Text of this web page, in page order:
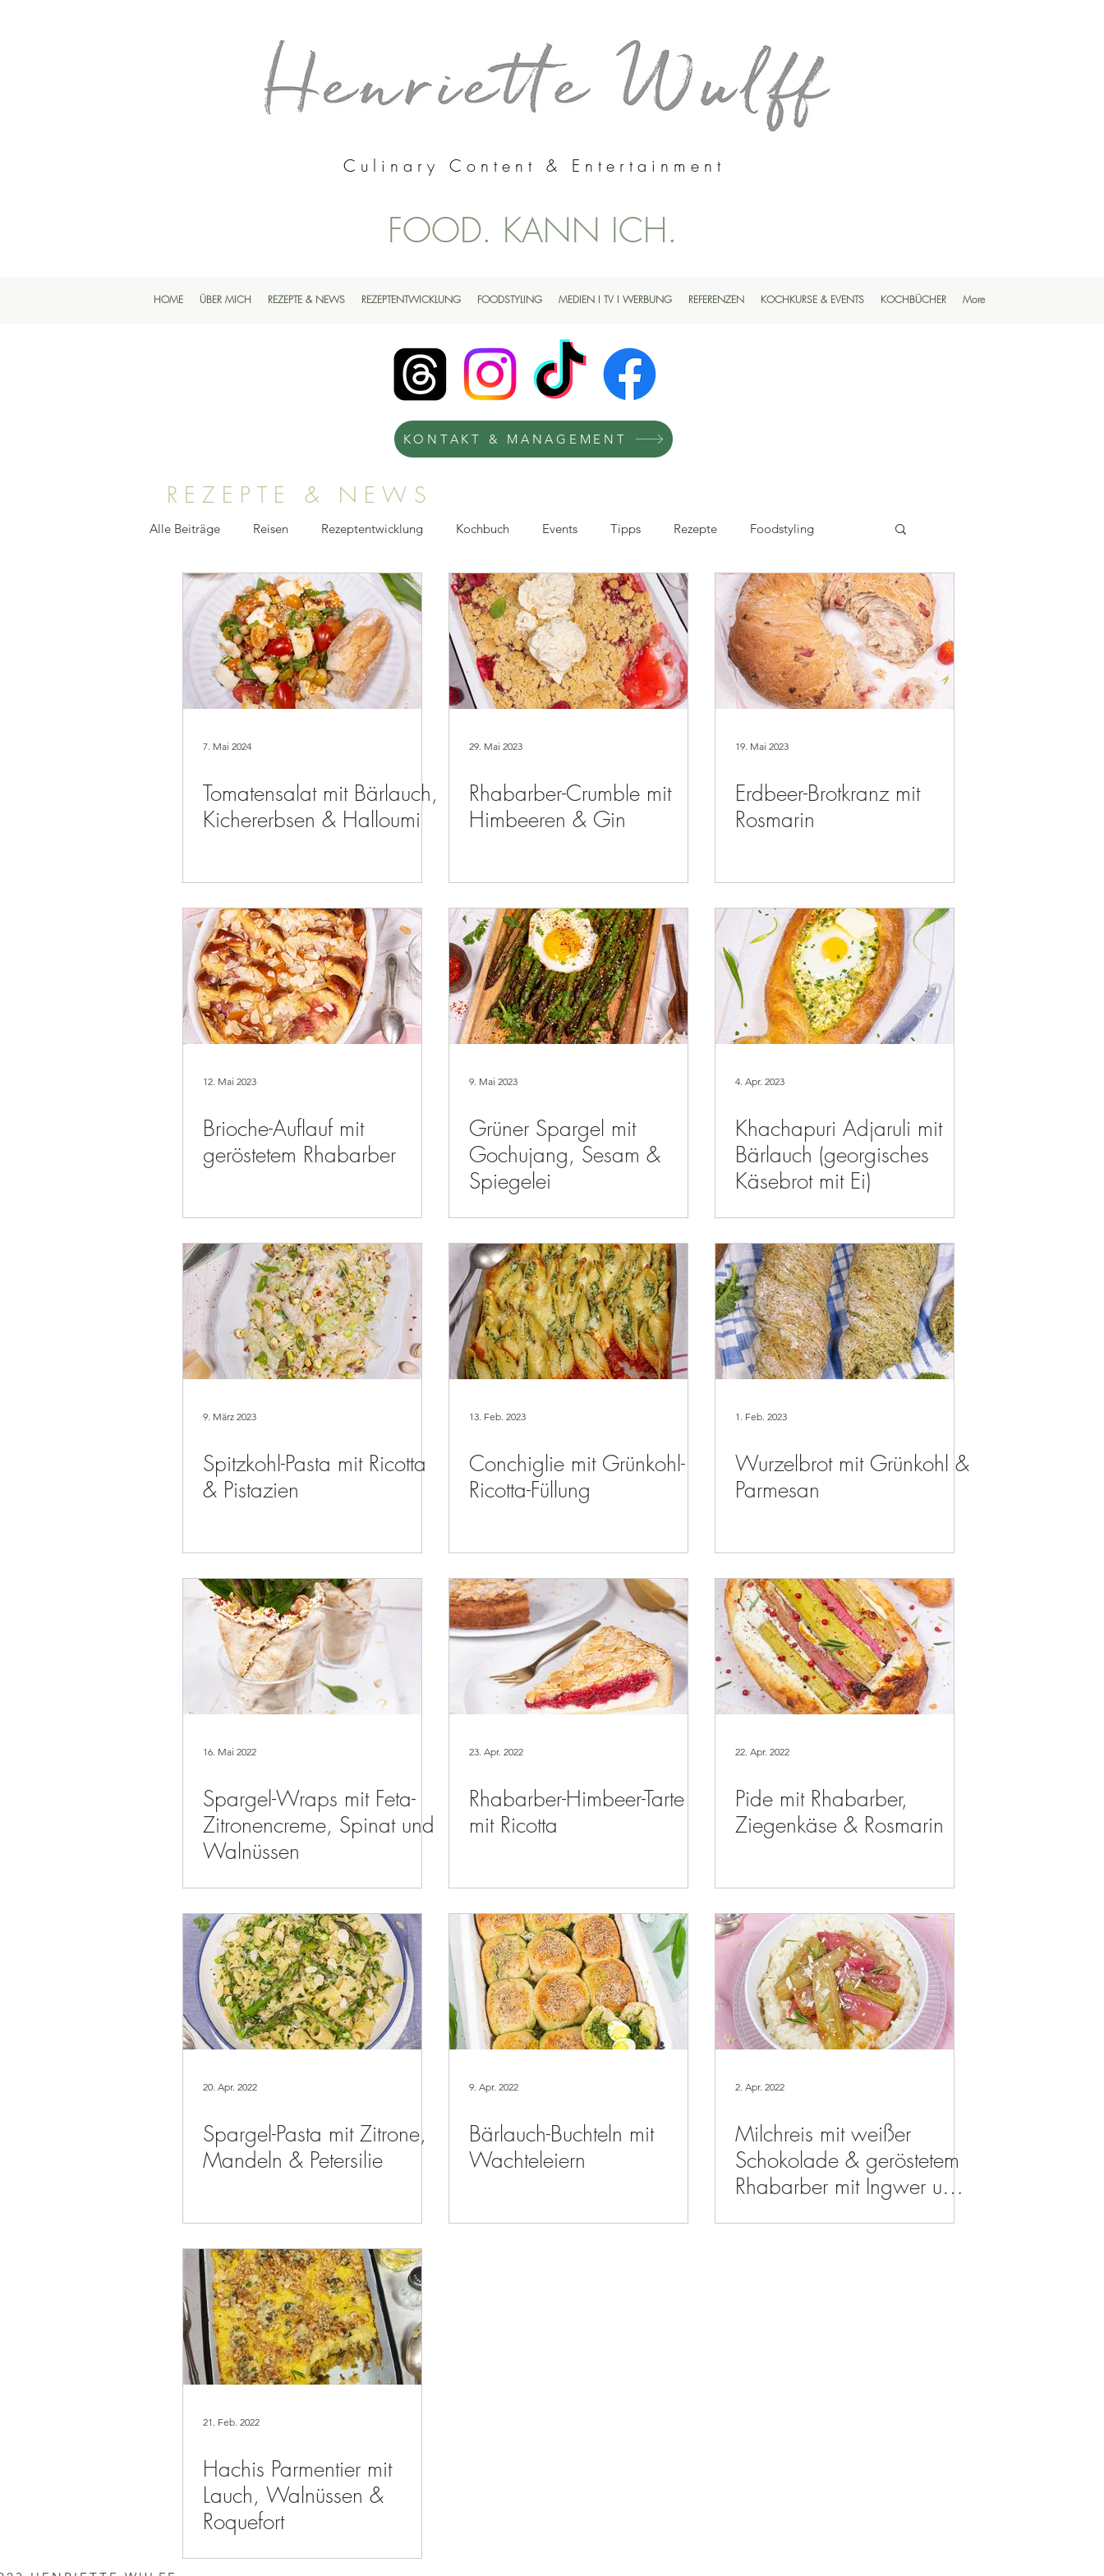
Culinary Content & Entertainment
FOOD. KANN ICH.
HOME ÜBER MICH REZEPTE & NEWS REZEPTENTWICKLUNG FOODSTYLING MEDIEN I TV I WERBUNG REFERENZEN KOCHKURSE & EVENTS KOCHBÜCHER More
KONTAKT & MANAGEMENT
Alle Beiträge Reisen Rezeptentwicklung Kochbuch Events Tipps Rezepte Foodstyling
Medien TV Foodfotografie Kochkurse Kooperation Recipes TV-Köchin
7. Mai 2024
Tomatensalat mit Bärlauch,
Kichererbsen & Halloumi
29. Mai 2023
Rhabarber-Crumble mit
Himbeeren & Gin
19. Mai 2023
Erdbeer-Brotkranz mit
Rosmarin
12. Mai 2023
Brioche-Auflauf mit
geröstetem Rhabarber
9. Mai 2023
Grüner Spargel mit
Gochujang, Sesam &
Spiegelei
4. Apr. 2023
Khachapuri Adjaruli mit
Bärlauch (georgisches
Käsebrot mit Ei)
9. März 2023
Spitzkohl-Pasta mit Ricotta
& Pistazien
13. Feb. 2023
Conchiglie mit Grünkohl-
Ricotta-Füllung
1. Feb. 2023
Wurzelbrot mit Grünkohl &
Parmesan
16. Mai 2022
Spargel-Wraps mit Feta-
Zitronencreme, Spinat und
Walnüssen
23. Apr. 2022
Rhabarber-Himbeer-Tarte
mit Ricotta
22. Apr. 2022
Pide mit Rhabarber,
Ziegenkäse & Rosmarin
20. Apr. 2022
Spargel-Pasta mit Zitrone,
Mandeln & Petersilie
9. Apr. 2022
Bärlauch-Buchteln mit
Wachteleiern
2. Apr. 2022
Milchreis mit weißer
Schokolade & geröstetem
Rhabarber mit Ingwer und
21. Feb. 2022
Hachis Parmentier mit
Lauch, Walnüssen &
Roquefort
REZEPTE & NEWS